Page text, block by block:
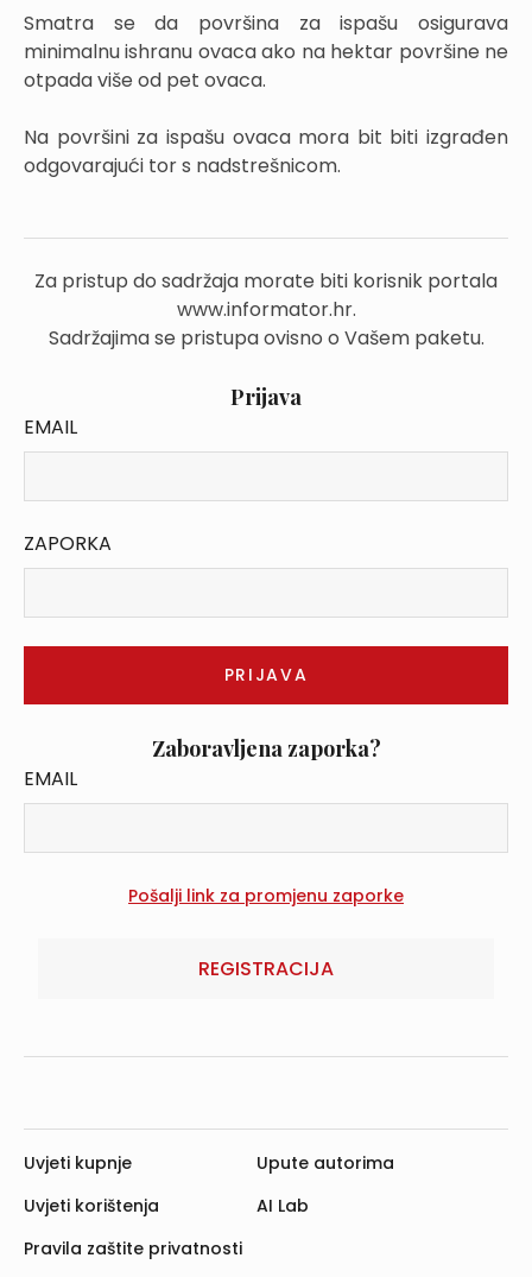
Smatra se da površina za ispašu osigurava
minimalnu ishranu ovaca ako na hektar površine ne
otpada više od pet ovaca.
Na površini za ispašu ovaca mora bit biti izgrađen
odgovarajući tor s nadstrešnicom.
Za pristup do sadržaja morate biti korisnik portala
www.informator.hr.
Sadržajima se pristupa ovisno o Vašem paketu.
Prijava
EMAIL
ZAPORKA
Zaboravljena zaporka?
EMAIL
REGISTRACIJA
Uvjeti kupnje
Uvjeti korištenja
Pravila zaštite privatnosti
Upute autorima
AI Lab